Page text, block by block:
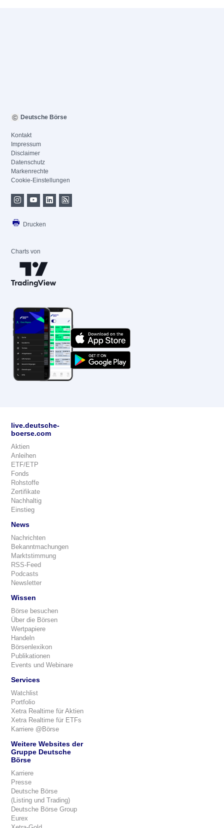
Deutsche Börse
Kontakt
Impressum
Disclaimer
Datenschutz
Markenrechte
Cookie-Einstellungen
Drucken
Charts von
live.deutsche-
boerse.com
Aktien
Anleihen
ETF/ETP
Fonds
Rohstoffe
Zertifikate
Nachhaltig
Einstieg
News
Nachrichten
Bekanntmachungen
Marktstimmung
RSS-Feed
Podcasts
Newsletter
Wissen
Börse besuchen
Über die Börsen
Wertpapiere
Handeln
Börsenlexikon
Publikationen
Events und Webinare
Services
Watchlist
Portfolio
Xetra Realtime für Aktien
Xetra Realtime für ETFs
Karriere @Börse
Weitere Websites der
Gruppe Deutsche
Börse
Karriere
Presse
Deutsche Börse
(Listing und Trading)
Deutsche Börse Group
Eurex